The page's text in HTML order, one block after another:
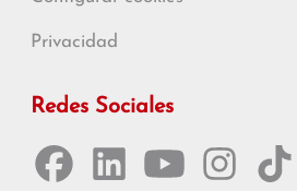
Privacidad
Redes Sociales